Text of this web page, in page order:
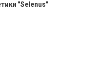
"Selenus"